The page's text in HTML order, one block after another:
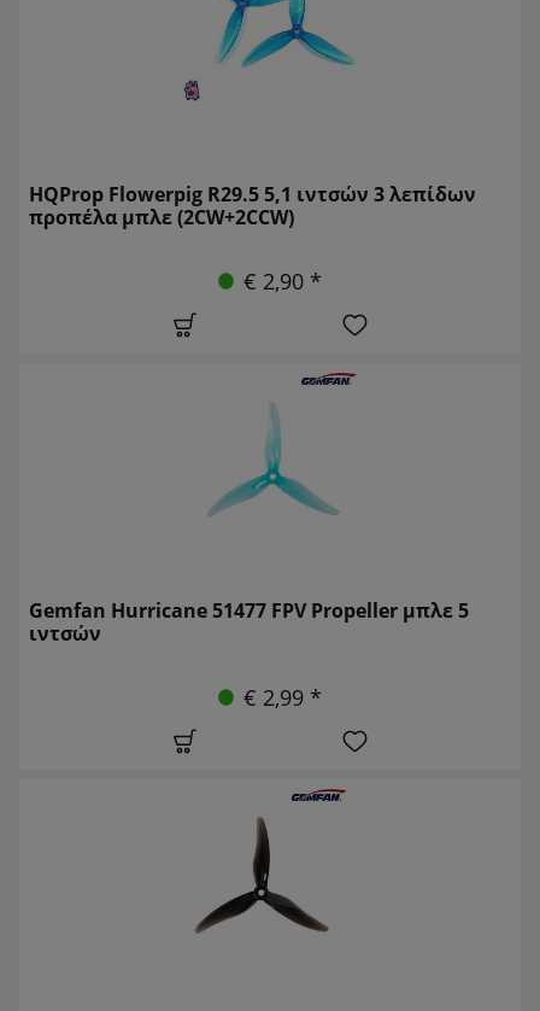
HQProp Flowerpig R29.5 5,1 ιντσών 3 λεπίδων
προπέλα μπλε (2CW+2CCW)
€ 2,90 *
Gemfan Hurricane 51477 FPV Propeller μπλε 5
ιντσών
€ 2,99 *